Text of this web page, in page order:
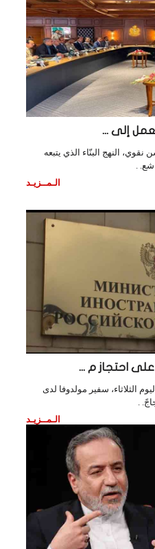
إلى ...
النهج البنّاء الذي يتبعه
.
الـمــزيـد
احتجاز م ...
الثلاثاء، سفير مولدوفا لدى
.
الـمــزيـد